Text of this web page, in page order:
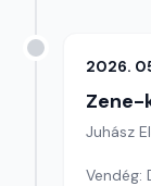
2026.
Zene-
Juhász
Vendég: